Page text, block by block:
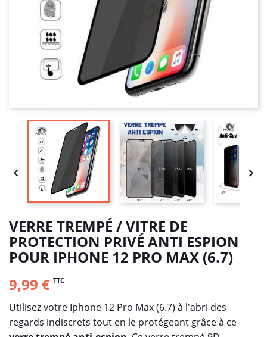
 
VERRE TREMPÉ / VITRE DE
PROTECTION PRIVÉ ANTI ESPION
POUR IPHONE 12 PRO MAX (6.7)
9,99 € TTC
Utilisez votre Iphone 12 Pro Max (6.7) à l'abri des
regards indiscrets tout en le protégeant grâce à ce